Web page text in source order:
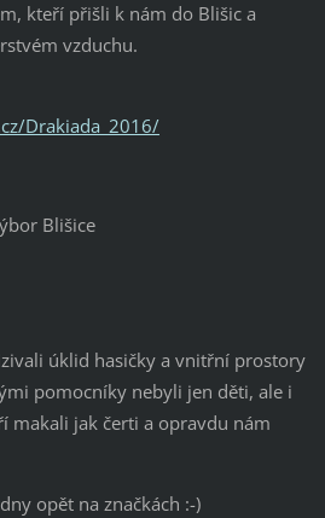
kteří přišli k nám do Blišic a
vzduchu.
Drakiada_2016/
Blišice
úklid hasičky a vnitřní prostory
pomocníky nebyli jen děti, ale i
makali jak čerti a opravdu nám
opět na značkách :-)